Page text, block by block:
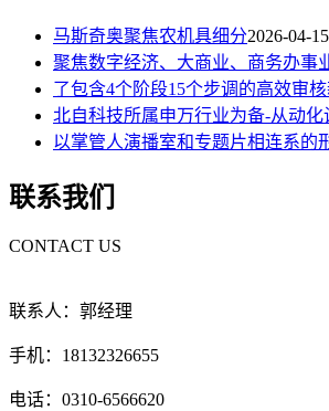
马斯奇奥聚焦农机具细分2026-04-15
聚焦数字经济、大商业、商务办事
了包含4个阶段15个步调的高效审
北自科技所属申万行业为备-从动化
以掌管人演播室和专题片相连系的
联系我们
CONTACT US
联系人：郭经理
手机：18132326655
电话：0310-6566620